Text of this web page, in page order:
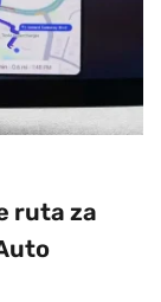
ruta za